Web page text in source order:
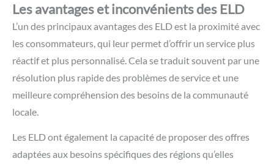
Les avantages et inconvénients des ELD
L’un des principaux avantages des ELD est la proximité avec
les consommateurs, qui leur permet d’offrir un service plus
réactif et plus personnalisé. Cela se traduit souvent par une
résolution plus rapide des problèmes de service et une
meilleure compréhension des besoins de la communauté
locale.
Les ELD ont également la capacité de proposer des offres
adaptées aux besoins spécifiques des régions qu’elles